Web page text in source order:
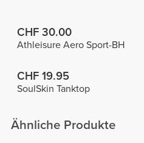
CHF 30.00
Athleisure Aero Sport-BH
CHF 19.95
SoulSkin Tanktop
Ähnliche Produkte